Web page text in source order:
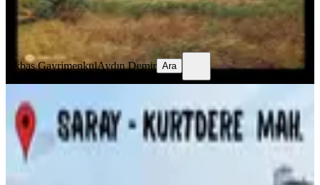
Akbaş GayrimenkulAydın Demir
Akbaş GayrimenkulAydın Demir Ara
Güven'den Saray - Kurtdere'de 243m²
İmarlı Hisseli Arsa .....